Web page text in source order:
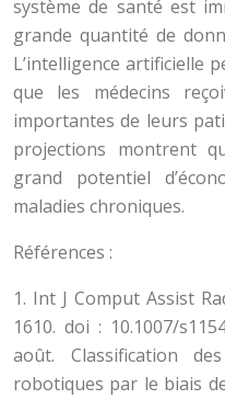
système de santé est
grande quantité de
L’intelligence artificielle
que les médecins
importantes de leurs
projections montrent
grand potentiel
maladies chroniques.
Références :
1. Int J Comput Assist
1610. doi : 10.1007/
août. Classification
robotiques par le biais